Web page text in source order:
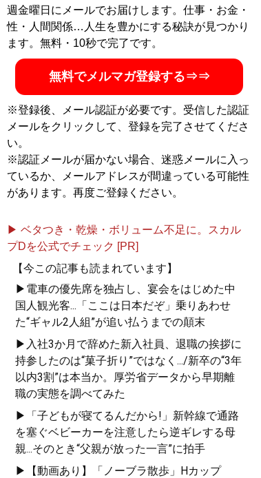
週金曜日にメールでお届けします。仕事・お金・
性・人間関係…人生を豊かにする秘訣が見つかり
ます。無料・10秒で完了です。
無料でメルマガ登録する⇒⇒
※登録後、メール認証が必要です。受信した認証
メールをクリックして、登録を完了させてくださ
い。
※認証メールが届かない場合、迷惑メールに入っ
ているか、メールアドレスが間違っている可能性
があります。再度ご登録ください。
▶ ベタつき・乾燥・ボリューム不足に。スカル
プDを公式でチェック [PR]
【今この記事も読まれています】
▶電車の優先席を独占し、宴会をはじめた中
国人観光客...「ここは日本だぞ」乗りあわせ
た“ギャル2人組”が追い払うまでの顛末
▶入社3か月で辞めた新入社員、退職の挨拶に
持参したのは“菓子折り”ではなく.../新卒の“3年
以内3割”は本当か。厚労省データから早期離
職の実態を調べてみた
▶「子どもが寝てるんだから!」新幹線で通路
を塞ぐベビーカーを注意したら逆ギレする母
親...そのとき“父親が放った一言”に拍手
▶【動画あり】「ノーブラ散歩」Hカップ